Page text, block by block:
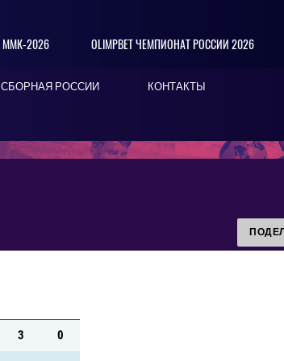
ММК-2026 OLIMPBET ЧЕМПИОНАТ РОССИИ 2026
СБОРНАЯ РОССИИ КОНТАКТЫ
3 0